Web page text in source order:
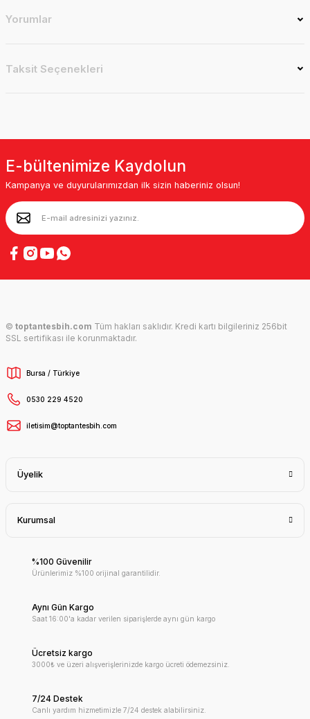
Yorumlar
Taksit Seçenekleri
E-bültenimize Kaydolun
Kampanya ve duyurularımızdan ilk sizin haberiniz olsun!
© toptantesbih.com Tüm hakları saklıdır. Kredi kartı bilgileriniz 256bit
SSL sertifikası ile korunmaktadır.
Bursa / Türkiye
0530 229 4520
iletisim@toptantesbih.com
Üyelik
Kurumsal
%100 Güvenilir
Ürünlerimiz %100 orijinal garantilidir.
Aynı Gün Kargo
Saat 16:00'a kadar verilen siparişlerde aynı gün kargo
Ücretsiz kargo
3000₺ ve üzeri alışverişlerinizde kargo ücreti ödemezsiniz.
7/24 Destek
Canlı yardım hizmetimizle 7/24 destek alabilirsiniz.